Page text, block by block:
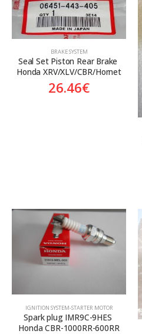
BRAKE SYSTEM
Seal Set Piston Rear Brake
Honda XRV/XLV/CBR/Hornet
26.46€
ΙGNITION SYSTEM-STARTER MOTOR
Spark plug IMR9C-9HES
Honda CBR-1000RR-600RR